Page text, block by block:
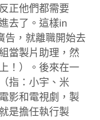
正他們都需要
去了。這樣in
告，就離職開始去
當製片助理，然
！）。後來在一
指：小宇、米
影和電視劇，製
是擔任執行製